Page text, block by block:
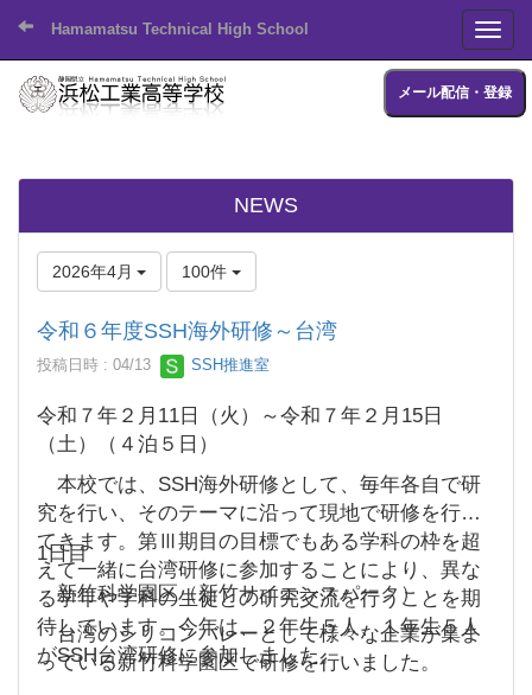
Hamamatsu Technical High School
メール配信・登録
NEWS
2026年4月 100件
令和６年度SSH海外研修～台湾
投稿日時 : 04/13 SSH推進室
令和７年２月11日（火）～令和７年２月15日
（土）（４泊５日）
本校では、SSH海外研修として、毎年各自で研
究を行い、そのテーマに沿って現地で研修を行っ
てきます。第Ⅲ期目の目標でもある学科の枠を超
えて一緒に台湾研修に参加することにより、異な
る学年や学科の生徒との研究交流を行うことを期
待しています。今年は、２年生５人、１年生５人
がSSH台湾研修に参加しました。
1日目
新竹科学園区（新竹サイエンスパーク）
台湾のシリコンバレーとして様々な企業が集ま
っている新竹科学園区で研修を行いました。